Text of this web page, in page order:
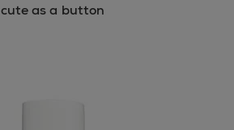
cute as a button